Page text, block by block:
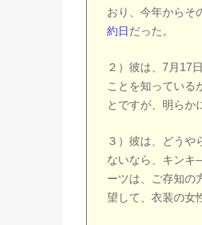
おり、今年から
約日 だった。
２）彼は、7月17
ことを知っている
とですが、明らか
３）彼は、どうや
ないなら、キンキ
ーツは、ご存知の
望して、衣装の女